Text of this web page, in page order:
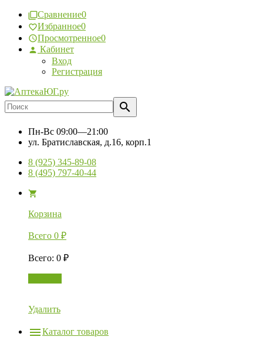
Сравнение0
Избранное0
Просмотренное0
Кабинет
Вход
Регистрация
Пн-Вс 09:00—21:00
ул. Братиславская, д.16, корп.1
8 (925) 345-89-08
8 (495) 797-40-44
Корзина
Всего 0 ₽
Всего: 0 ₽
Удалить
Каталог товаров